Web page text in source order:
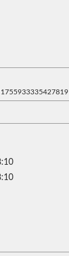
1755933335427819